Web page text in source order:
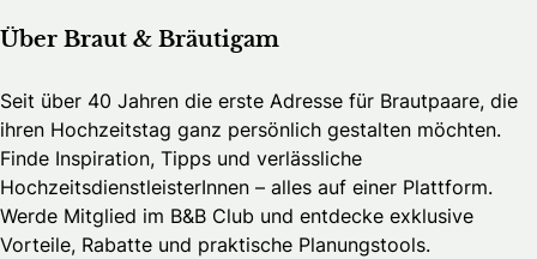
Über Braut & Bräutigam
Seit über 40 Jahren die erste Adresse für Brautpaare, die
ihren Hochzeitstag ganz persönlich gestalten möchten.
Finde Inspiration, Tipps und verlässliche
HochzeitsdienstleisterInnen – alles auf einer Plattform.
Werde Mitglied im B&B Club und entdecke exklusive
Vorteile, Rabatte und praktische Planungstools.